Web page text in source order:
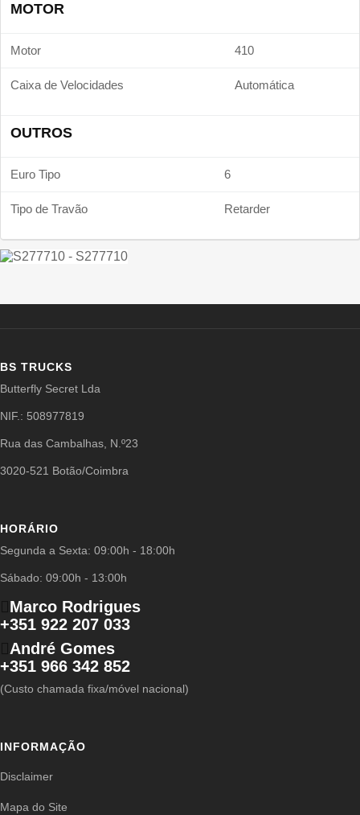
MOTOR
Motor 410
Caixa de Velocidades Automática
OUTROS
Euro Tipo 6
Tipo de Travão Retarder
BS TRUCKS
Butterfly Secret Lda
NIF.: 508977819
Rua das Cambalhas, N.º23
3020-521 Botão/Coimbra
HORÁRIO
Segunda a Sexta: 09:00h - 18:00h
Sábado: 09:00h - 13:00h
Marco Rodrigues
+351 922 207 033
André Gomes
+351 966 342 852
(Custo chamada fixa/móvel nacional)
INFORMAÇÃO
Disclaimer
Mapa do Site